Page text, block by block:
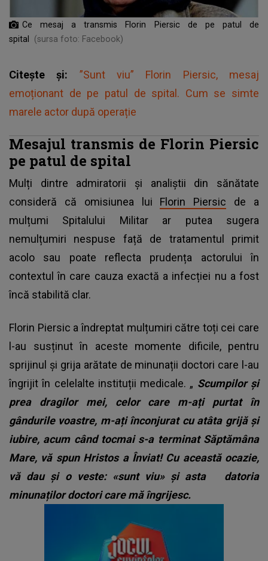
Ce mesaj a transmis Florin Piersic de pe patul de
spital
(sursa foto: Facebook)
Citește și: ”Sunt viu” Florin Piersic, mesaj
emoționant de pe patul de spital. Cum se simte
marele actor după operație
Mesajul transmis de Florin Piersic
pe patul de spital
Mulți dintre admiratorii și analiștii din sănătate
consideră că omisiunea lui Florin Piersic de a
mulțumi Spitalului Militar ar putea sugera
nemulțumiri nespuse față de tratamentul primit
acolo sau poate reflecta prudența actorului în
contextul în care cauza exactă a infecției nu a fost
încă stabilită clar.
Florin Piersic a îndreptat mulțumiri către toți cei care
l-au susținut în aceste momente dificile, pentru
sprijinul și grija arătate de minunații doctori care l-au
îngrijit în celelalte instituții medicale. „ Scumpilor și
prea dragilor mei, celor care m-ați purtat în
gândurile voastre, m-ați înconjurat cu atâta grijă și
iubire, acum când tocmai s-a terminat Săptămâna
Mare, vă spun Hristos a Înviat! Cu această ocazie,
vă dau și o veste: «sunt viu» și asta
datoria
minunaților doctori care mă îngrijesc.